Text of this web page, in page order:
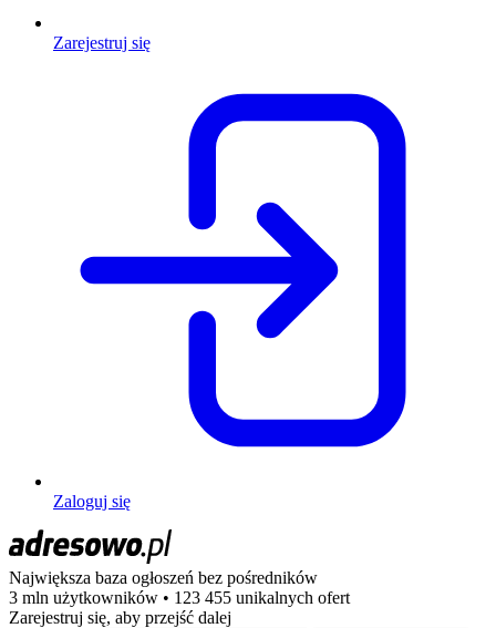
Zarejestruj się
Zaloguj się
Największa baza ogłoszeń bez pośredników
3 mln użytkowników • 123 455 unikalnych ofert
Zarejestruj się, aby przejść dalej